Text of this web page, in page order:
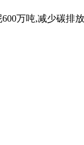
万吨,减少碳排